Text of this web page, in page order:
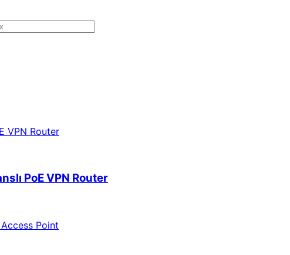
PoE VPN Router